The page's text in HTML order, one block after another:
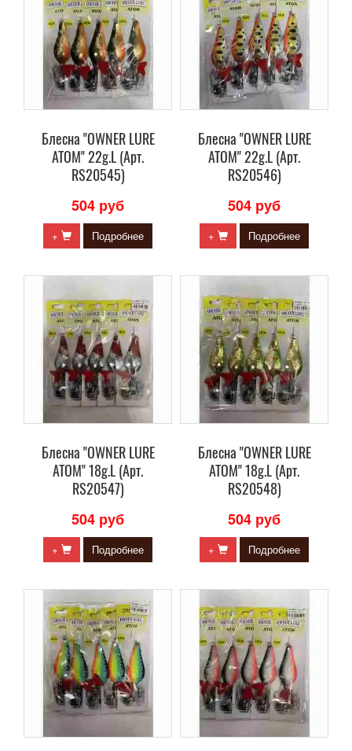
Блесна "OWNER LURE
ATOM" 22g.L (Арт.
RS20545)
504 руб
+ Подробнее
Блесна "OWNER LURE
ATOM" 22g.L (Арт.
RS20546)
504 руб
+ Подробнее
Блесна "OWNER LURE
ATOM" 18g.L (Арт.
RS20547)
504 руб
+ Подробнее
Блесна "OWNER LURE
ATOM" 18g.L (Арт.
RS20548)
504 руб
+ Подробнее